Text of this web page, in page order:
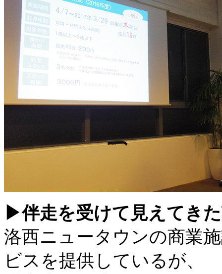
▶︎伴走を受けて見えてき
洛西ニュータウンの商業
ビスを提供しているが、